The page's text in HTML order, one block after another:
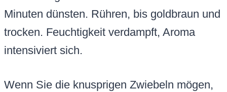
Minuten dünsten. Rühren, bis goldbraun und
trocken. Feuchtigkeit verdampft, Aroma
intensiviert sich.
Wenn Sie die knusprigen Zwiebeln mögen,